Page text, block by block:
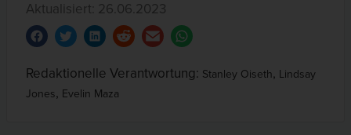
Aktualisiert: 26.06.2023
Redaktionelle Verantwortung: Stanley Oiseth, Lindsay
Jones, Evelin Maza